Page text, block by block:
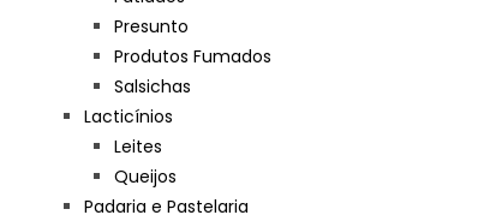
Presunto
Produtos Fumados
Salsichas
Lacticínios
Leites
Queijos
Padaria e Pastelaria